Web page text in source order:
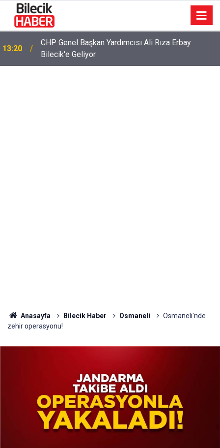
13:20
CHP Genel Başkan Yardımcısı Ali Rıza Erbay
Bilecik'e Geliyor
Anasayfa Bilecik Haber Osmaneli
Osmaneli'nde
zehir operasyonu!